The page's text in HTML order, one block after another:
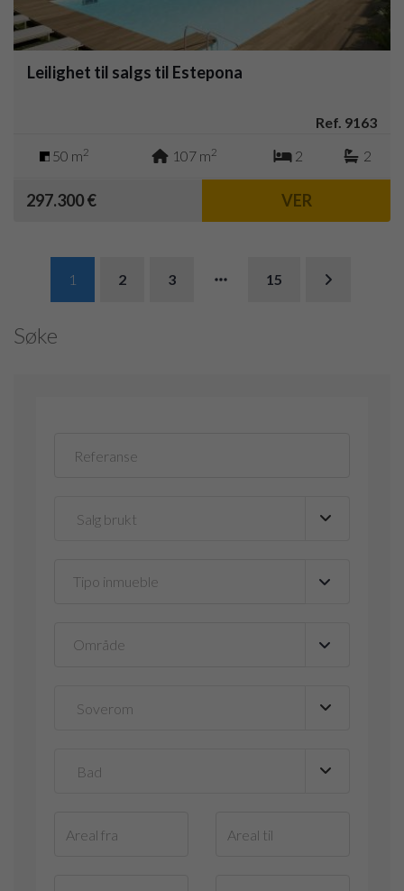
Leilighet til salgs til Estepona
Ref. 9163
50 m2 107 m2 2 2
297.300 € VER
1 2 3 15
Søke
Tipo inmueble ▼
Område ▼